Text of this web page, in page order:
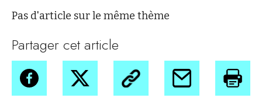
Pas d'article sur le même thème
Partager cet article